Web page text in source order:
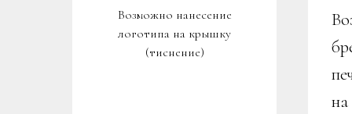
Возможно нанесение
логотипа на крышку
(тиснение)